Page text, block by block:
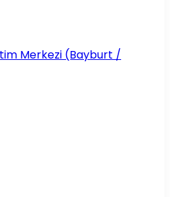
Merkezi (Bayburt /